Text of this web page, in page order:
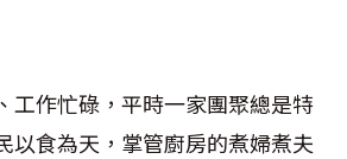
工作忙碌，平時一家團聚總是特
以食為天，掌管廚房的煮婦煮夫